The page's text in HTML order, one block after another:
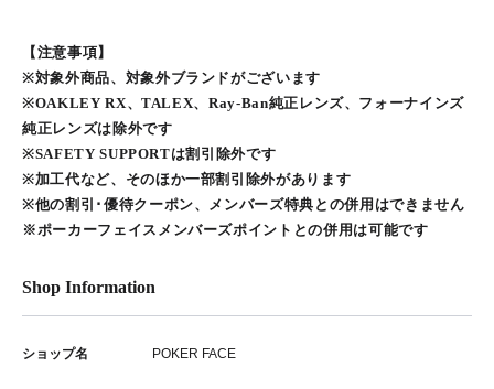
【注意事項】
※対象外商品、対象外ブランドがございます
※OAKLEY RX、TALEX、Ray-Ban純正レンズ、フォーナインズ
純正レンズは除外です
※SAFETY SUPPORTは割引除外です
※加工代など、そのほか一部割引除外があります
※他の割引･優待クーポン、メンバーズ特典との併用はできません
※ポーカーフェイスメンバーズポイントとの併用は可能です
Shop Information
ショップ名 POKER FACE